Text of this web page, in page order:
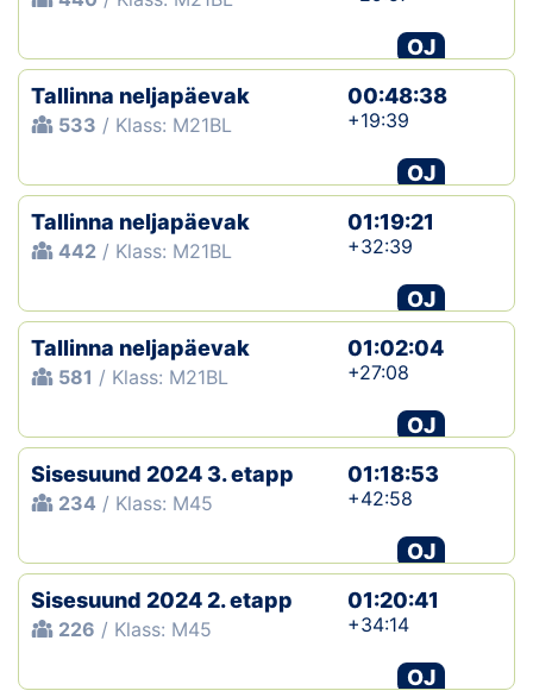
OJ
Tallinna neljapäevak
533 / Klass: M21BL
00:48:38
+19:39
OJ
Tallinna neljapäevak
442 / Klass: M21BL
01:19:21
+32:39
OJ
Tallinna neljapäevak
581 / Klass: M21BL
01:02:04
+27:08
OJ
Sisesuund 2024 3. etapp
234 / Klass: M45
01:18:53
+42:58
OJ
Sisesuund 2024 2. etapp
226 / Klass: M45
01:20:41
+34:14
OJ